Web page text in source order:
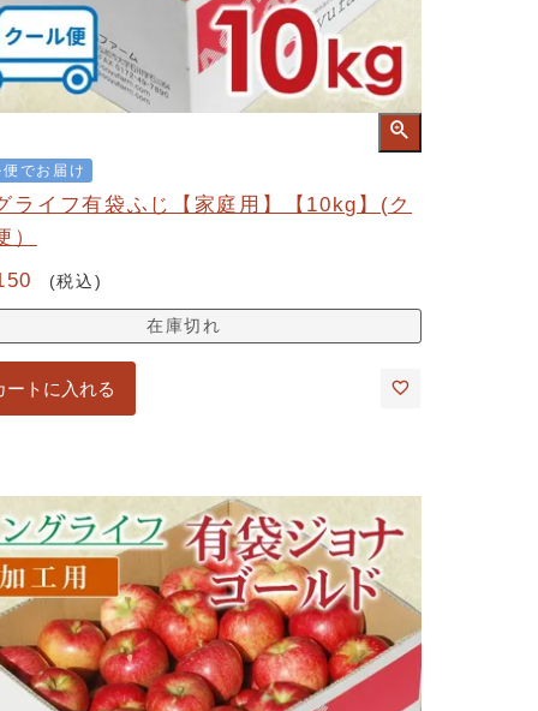
でお届け
ライフ有袋ふじ【家庭用】【10kg】(ク
）
税込
在庫切れ
ートに入れる